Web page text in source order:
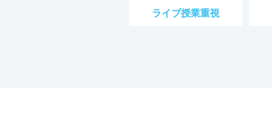
ライブ授業重視